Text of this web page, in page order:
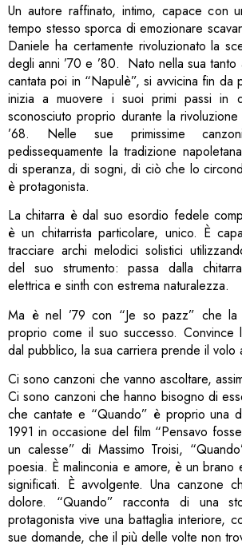
Un autore raffinato, intimo, capace con
tempo stesso sporca di emozionare
Daniele ha certamente rivoluzionato la
degli anni ’70 e ’80. Nato nella sua tanto
cantata poi in “Napulè”, si avvicina fin da
inizia a muovere i suoi primi passi in
sconosciuto proprio durante la
’68. Nelle sue primissime
pedissequamente la tradizione
di speranza, di sogni, di ciò che lo
è protagonista.
La chitarra è dal suo esordio fedele
è un chitarrista particolare, unico. È
tracciare archi melodici solistici
del suo strumento: passa dalla
elettrica e sinth con estrema naturalezza.
Ma è nel ’79 con “Je so pazz” che la
proprio come il suo successo. Convince
dal pubblico, la sua carriera prende il volo
Ci sono canzoni che vanno ascoltare,
Ci sono canzoni che hanno bisogno di
che cantate e “Quando” è proprio una
1991 in occasione del film “Pensavo
un calesse” di Massimo Troisi,
poesia. È malinconia e amore, è un brano
significati. È avvolgente. Una canzone
dolore. “Quando” racconta di una
protagonista vive una battaglia interiore,
sue domande, che il più delle volte non